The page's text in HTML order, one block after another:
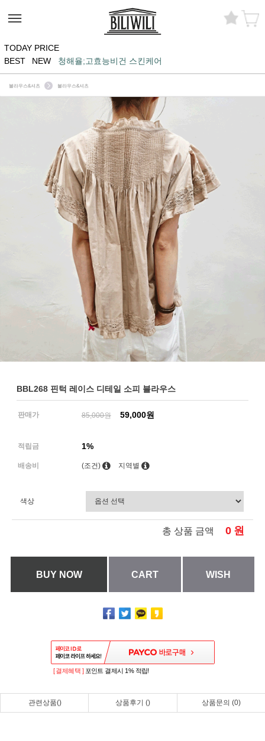
TODAY PRICE
BEST
NEW 청해율;고효능비건 스킨케어
블라우스&셔츠 블라우스&셔츠
BBL268 핀턱 레이스 디테일 소피 블라우스
판매가 85,000원 59,000원
적립금 1%
배송비 (조건) 지역별
색상
총 상품 금액 0 원
BUY NOW CART WISH
[ 결제혜택 ] 포인트 결제시 1% 적립!
관련상품() 상품후기 () 상품문의 (0)